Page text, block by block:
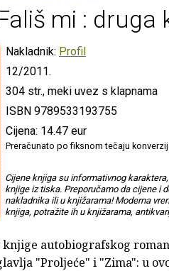
mi : druga
Nakladnik: Profil
12/2011.
304 str., meki uvez s klapnama
ISBN 9789533193755
Cijena: 14.47 eur
Preračunato po fiksnom tečaju
Cijene knjiga su informativnog
knjige iz tiska. Preporučamo da cijene i
nakladnika ili u knjižarama! Moderna
knjiga, potražite ih u knjižarama,
autobiografskog
"Proljeće" i "Zima": u